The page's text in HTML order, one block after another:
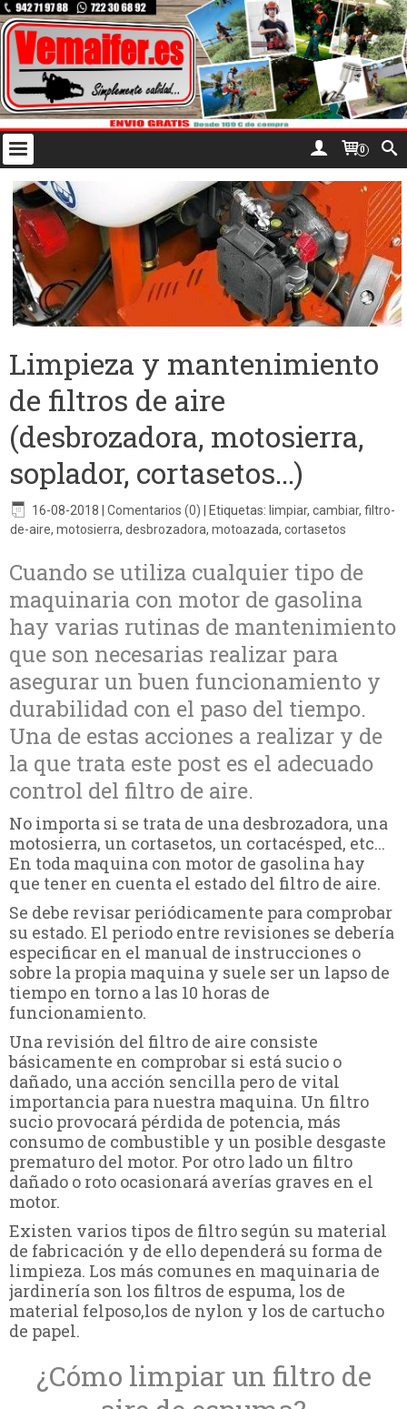
0
Limpieza y mantenimiento
de filtros de aire
(desbrozadora, motosierra,
soplador, cortasetos...)
16-08-2018 Comentarios (0) Etiquetas: limpiar, cambiar, filtro-
de-aire, motosierra, desbrozadora, motoazada, cortasetos
Cuando se utiliza cualquier tipo de
maquinaria con motor de gasolina
hay varias rutinas de mantenimiento
que son necesarias realizar para
asegurar un buen funcionamiento y
durabilidad con el paso del tiempo.
Una de estas acciones a realizar y de
la que trata este post es el adecuado
control del filtro de aire.
No importa si se trata de una desbrozadora, una
motosierra, un cortasetos, un cortacésped, etc...
En toda maquina con motor de gasolina hay
que tener en cuenta el estado del filtro de aire.
Se debe revisar periódicamente para comprobar
su estado. El periodo entre revisiones se debería
especificar en el manual de instrucciones o
sobre la propia maquina y suele ser un lapso de
tiempo en torno a las 10 horas de
funcionamiento.
Una revisión del filtro de aire consiste
básicamente en comprobar si está sucio o
dañado, una acción sencilla pero de vital
importancia para nuestra maquina. Un filtro
sucio provocará pérdida de potencia, más
consumo de combustible y un posible desgaste
prematuro del motor. Por otro lado un filtro
dañado o roto ocasionará averías graves en el
motor.
Existen varios tipos de filtro según su material
de fabricación y de ello dependerá su forma de
limpieza. Los más comunes en maquinaria de
jardinería son los filtros de espuma, los de
material felposo,los de nylon y los de cartucho
de papel.
¿Cómo limpiar un filtro de